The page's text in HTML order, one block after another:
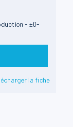
- ±0-
la fiche